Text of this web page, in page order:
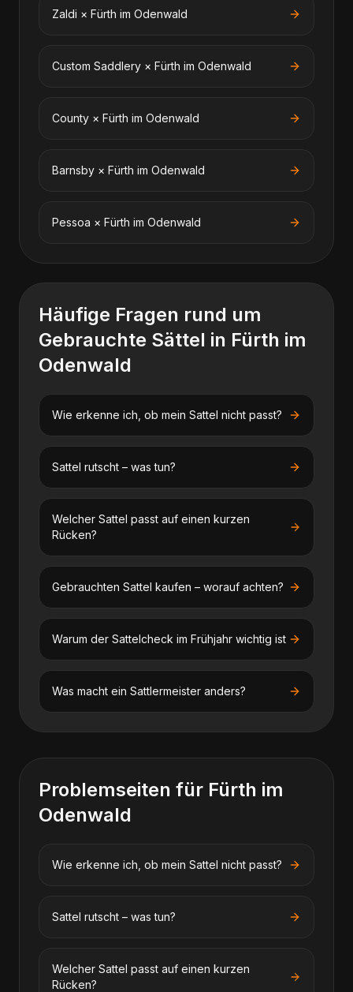
Zaldi × Fürth im Odenwald
Custom Saddlery × Fürth im Odenwald
County × Fürth im Odenwald
Barnsby × Fürth im Odenwald
Pessoa × Fürth im Odenwald
Häufige Fragen rund um
Gebrauchte Sättel in Fürth im
Odenwald
Wie erkenne ich, ob mein Sattel nicht passt?
Sattel rutscht – was tun?
Welcher Sattel passt auf einen kurzen
Rücken?
Gebrauchten Sattel kaufen – worauf achten?
Warum der Sattelcheck im Frühjahr wichtig ist
Was macht ein Sattlermeister anders?
Problemseiten für Fürth im
Odenwald
Wie erkenne ich, ob mein Sattel nicht passt?
Sattel rutscht – was tun?
Welcher Sattel passt auf einen kurzen
Rücken?